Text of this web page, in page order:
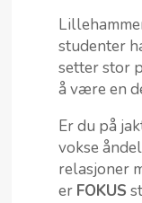
studenter
setter stor
å være en
Er du på
vokse
relasjoner
er FOKUS